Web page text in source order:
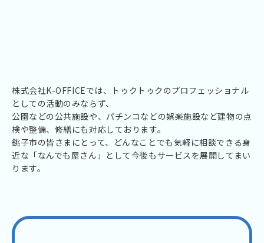
株式会社K-OFFICEでは、トゥクトゥクのプロフェッショナル
としての活動のみならず、
公園などの公共施設や、パチンコなどの娯楽施設など建物の点
検や整備、修繕にも対応しております。
銚子市の皆さまにとって、どんなことでも気軽に相談できる身
近な「なんでも屋さん」として今後もサービスを展開してまい
ります。